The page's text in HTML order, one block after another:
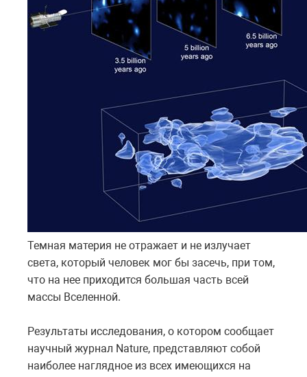
Темная материя не отражает и не излучает
света, который человек мог бы засечь, при том,
что на нее приходится большая часть всей
массы Вселенной.
Результаты исследования, о котором сообщает
научный журнал Nature, представляют собой
наиболее наглядное из всех имеющихся на